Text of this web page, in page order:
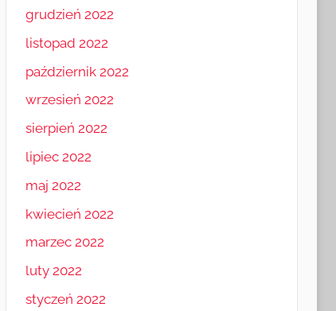
grudzień 2022
listopad 2022
październik 2022
wrzesień 2022
sierpień 2022
lipiec 2022
maj 2022
kwiecień 2022
marzec 2022
luty 2022
styczeń 2022